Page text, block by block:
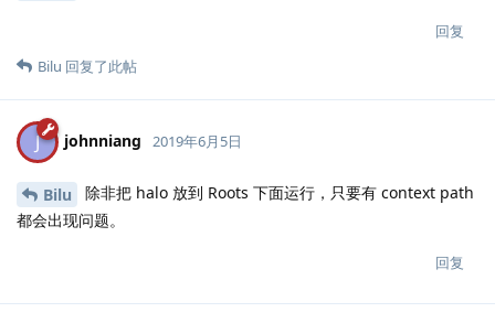
回复
Bilu 回复了此帖
J johnniang 2019年6月5日
Bilu
除非把 halo 放到 Roots 下面运行，只要有 context path
都会出现问题。
回复